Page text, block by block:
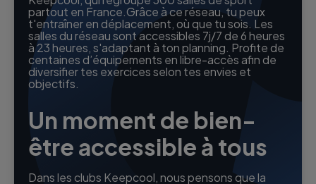
partout en France.Grâce à ce réseau, tu peux
t'entraîner en déplacement, où que tu sois. Les
salles du réseau sont accessibles 7j/7 de 6 heures
à 23 heures, s'adaptant à ton planning. Profite de
centaines d’équipements en libre-accès afin de
diversifier tes exercices selon tes envies et
objectifs.
Un moment de bien-
être accessible à tous
Dans les clubs Keepcool, nous pensons que la